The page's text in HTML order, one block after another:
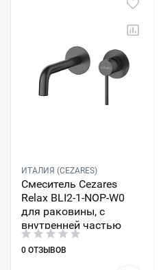
ИТАЛИЯ (CEZARES)
Смеситель Cezares
Relax BLI2-1-NOP-W0
для раковины, с
внутренней частью
0 ОТЗЫВОВ